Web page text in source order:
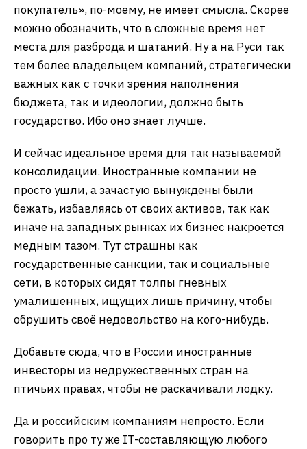
покупатель», по-моему, не имеет смысла. Скорее
можно обозначить, что в сложные время нет
места для разброда и шатаний. Ну а на Руси так
тем более владельцем компаний, стратегически
важных как с точки зрения наполнения
бюджета, так и идеологии, должно быть
государство. Ибо оно знает лучше.
И сейчас идеальное время для так называемой
консолидации. Иностранные компании не
просто ушли, а зачастую вынуждены были
бежать, избавляясь от своих активов, так как
иначе на западных рынках их бизнес накроется
медным тазом. Тут страшны как
государственные санкции, так и социальные
сети, в которых сидят толпы гневных
умалишенных, ищущих лишь причину, чтобы
обрушить своё недовольство на кого-нибудь.
Добавьте сюда, что в России иностранные
инвесторы из недружественных стран на
птичьих правах, чтобы не раскачивали лодку.
Да и российским компаниям непросто. Если
говорить про ту же IT-составляющую любого